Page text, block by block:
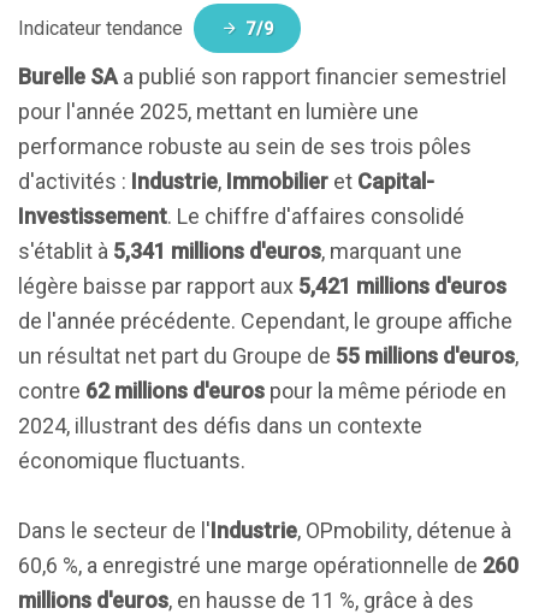
Indicateur tendance 7/9
Burelle SA a publié son rapport financier semestriel
pour l'année 2025, mettant en lumière une
performance robuste au sein de ses trois pôles
d'activités : Industrie, Immobilier et Capital-
Investissement. Le chiffre d'affaires consolidé
s'établit à 5,341 millions d'euros, marquant une
légère baisse par rapport aux 5,421 millions d'euros
de l'année précédente. Cependant, le groupe affiche
un résultat net part du Groupe de 55 millions d'euros,
contre 62 millions d'euros pour la même période en
2024, illustrant des défis dans un contexte
économique fluctuants.
Dans le secteur de l'Industrie, OPmobility, détenue à
60,6 %, a enregistré une marge opérationnelle de 260
millions d'euros, en hausse de 11 %, grâce à des